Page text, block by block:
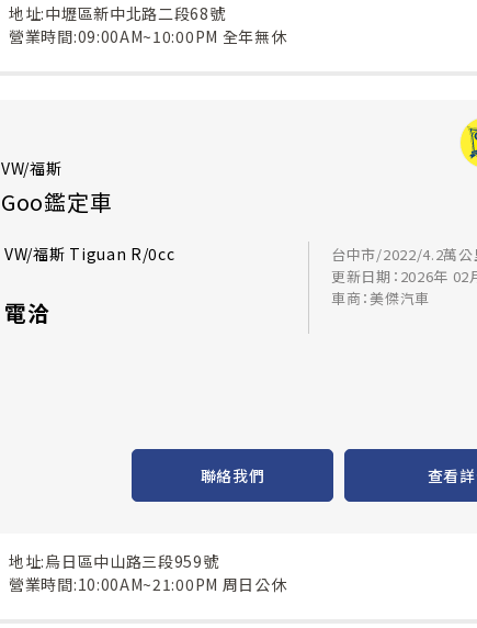
地址:中壢區新中北路二段68號
營業時間:09:00AM~10:00PM 全年無休
VW/福斯
Goo鑑定車
VW/福斯 Tiguan R/0cc
電洽
台中市/2022/4.2萬公
更新日期：2026年 02
車商：美傑汽車
聯絡我們 查看
地址:烏日區中山路三段959號
營業時間:10:00AM~21:00PM 周日公休